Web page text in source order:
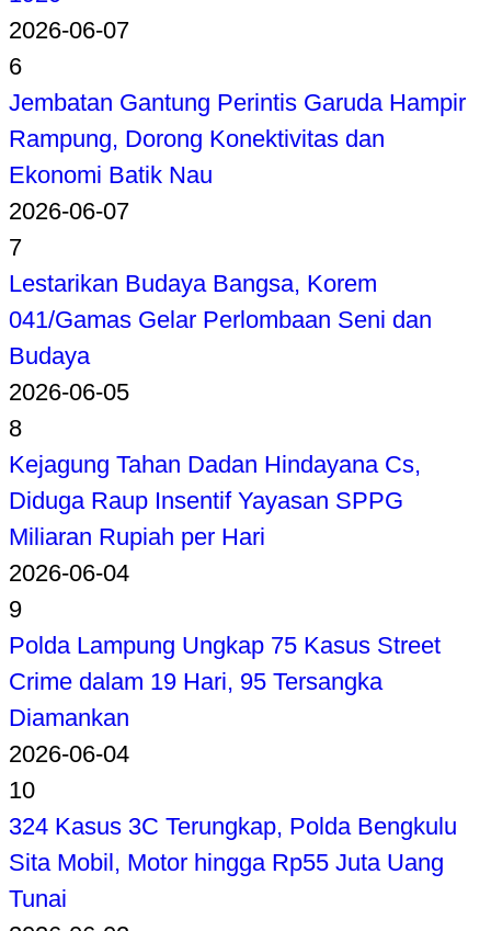
2026-06-07
6
Jembatan Gantung Perintis Garuda Hampir
Rampung, Dorong Konektivitas dan
Ekonomi Batik Nau
2026-06-07
7
Lestarikan Budaya Bangsa, Korem
041/Gamas Gelar Perlombaan Seni dan
Budaya
2026-06-05
8
Kejagung Tahan Dadan Hindayana Cs,
Diduga Raup Insentif Yayasan SPPG
Miliaran Rupiah per Hari
2026-06-04
9
Polda Lampung Ungkap 75 Kasus Street
Crime dalam 19 Hari, 95 Tersangka
Diamankan
2026-06-04
10
324 Kasus 3C Terungkap, Polda Bengkulu
Sita Mobil, Motor hingga Rp55 Juta Uang
Tunai